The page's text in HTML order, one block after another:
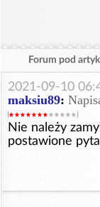
Forum pod
2021-09-10
maksiu89:
Nie należy
postawione